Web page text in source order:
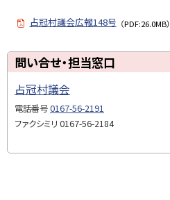
る
占冠村議会広報148号 （PDF:26.0MB）
ッ
プ
に
戻
問い合せ・担当窓口
占冠村議会
電話番号0167-56-2191
ファクシミリ 0167-56-2184